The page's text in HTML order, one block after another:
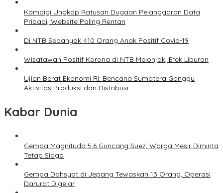
Komdigi Ungkap Ratusan Dugaan Pelanggaran Data
Pribadi, Website Paling Rentan
Di NTB Sebanyak 410 Orang Anak Positif Covid-19
Wisatawan Positif Korona di NTB Melonjak, Efek Liburan
Ujian Berat Ekonomi RI: Bencana Sumatera Ganggu
Aktivitas Produksi dan Distribusi
Kabar Dunia
Gempa Magnitudo 5,6 Guncang Suez, Warga Mesir Diminta
Tetap Siaga
Gempa Dahsyat di Jepang Tewaskan 13 Orang, Operasi
Darurat Digelar